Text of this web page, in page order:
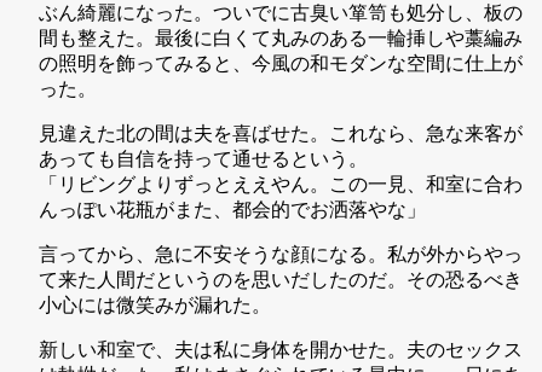
ぶん綺麗になった。ついでに古臭い箪笥も処分し、板の
間も整えた。最後に白くて丸みのある一輪挿しや藁編み
の照明を飾ってみると、今風の和モダンな空間に仕上が
った。
見違えた北の間は夫を喜ばせた。これなら、急な来客が
あっても自信を持って通せるという。
「リビングよりずっとええやん。この一見、和室に合わ
んっぽい花瓶がまた、都会的でお洒落やな」
言ってから、急に不安そうな顔になる。私が外からやっ
て来た人間だというのを思いだしたのだ。その恐るべき
小心には微笑みが漏れた。
新しい和室で、夫は私に身体を開かせた。夫のセックス